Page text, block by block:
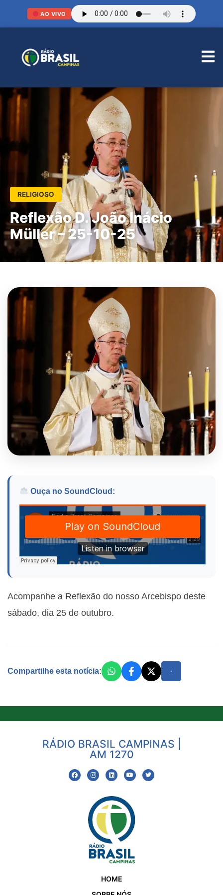
AO VIVO
RELIGIOSO
Reflexão D. João Inácio
Müller – 25-10-25
Ouça no SoundCloud:
Acompanhe a Reflexão do nosso Arcebispo deste
sábado, dia 25 de outubro.
Compartilhe esta notícia:
RÁDIO BRASIL CAMPINAS |
AM 1270
HOME